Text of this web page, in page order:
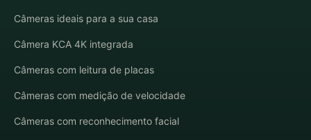
Câmeras ideais para a sua casa
Câmera KCA 4K integrada
Câmeras com leitura de placas
Câmeras com medição de velocidade
Câmeras com reconhecimento facial